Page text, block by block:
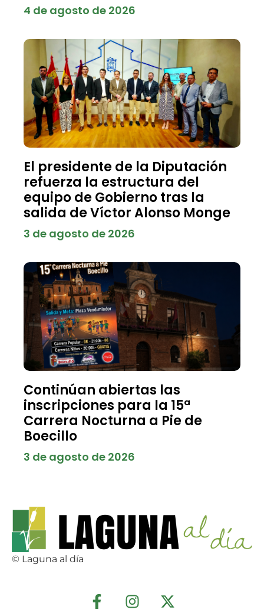
4 de agosto de 2026
El presidente de la Diputación
refuerza la estructura del
equipo de Gobierno tras la
salida de Víctor Alonso Monge
3 de agosto de 2026
Continúan abiertas las
inscripciones para la 15ª
Carrera Nocturna a Pie de
Boecillo
3 de agosto de 2026
© Laguna al día